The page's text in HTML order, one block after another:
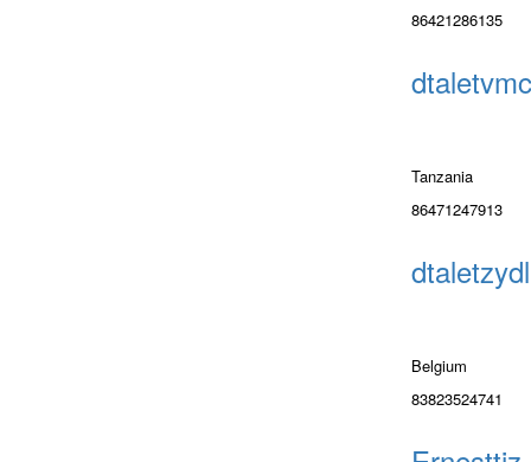
86421286135
Tanzania
86471247913
dtaletzydl
Belgium
83823524741